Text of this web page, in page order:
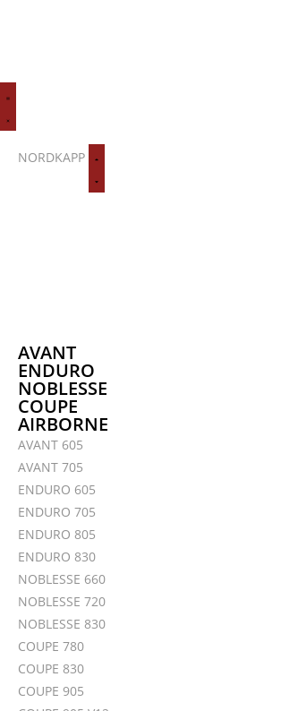
NORDKAPP
AVANT
ENDURO
NOBLESSE
COUPE
AIRBORNE
AVANT 605
AVANT 705
ENDURO 605
ENDURO 705
ENDURO 805
ENDURO 830
NOBLESSE 660
NOBLESSE 720
NOBLESSE 830
COUPE 780
COUPE 830
COUPE 905